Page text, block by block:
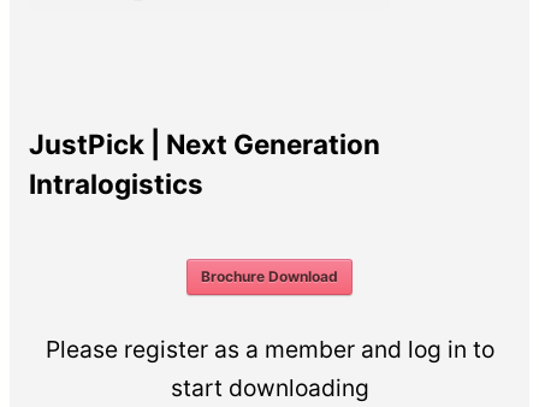
JustPick | Next Generation
Intralogistics
Brochure Download
Please register as a member and log in to
start downloading